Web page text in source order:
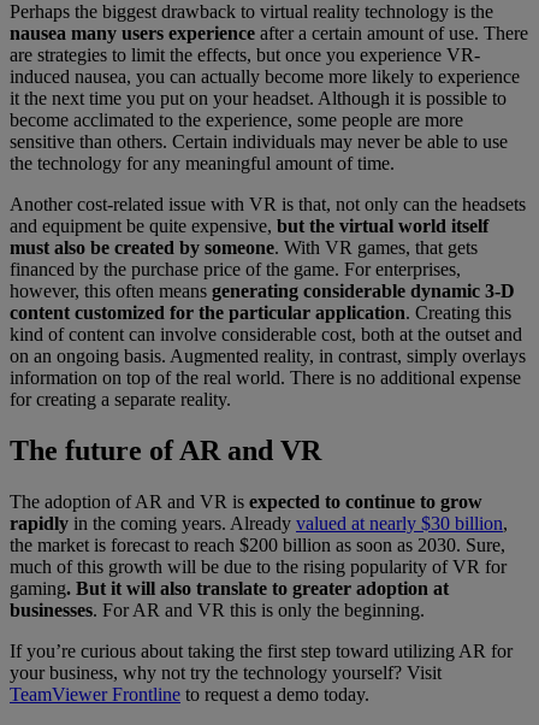
Perhaps the biggest drawback to virtual reality technology is the
nausea many users experience after a certain amount of use. There
are strategies to limit the effects, but once you experience VR-
induced nausea, you can actually become more likely to experience
it the next time you put on your headset. Although it is possible to
become acclimated to the experience, some people are more
sensitive than others. Certain individuals may never be able to use
the technology for any meaningful amount of time.
Another cost-related issue with VR is that, not only can the headsets
and equipment be quite expensive, but the virtual world itself
must also be created by someone. With VR games, that gets
financed by the purchase price of the game. For enterprises,
however, this often means generating considerable dynamic 3-D
content customized for the particular application. Creating this
kind of content can involve considerable cost, both at the outset and
on an ongoing basis. Augmented reality, in contrast, simply overlays
information on top of the real world. There is no additional expense
for creating a separate reality.
The future of AR and VR
The adoption of AR and VR is expected to continue to grow
rapidly in the coming years. Already valued at nearly $30 billion,
the market is forecast to reach $200 billion as soon as 2030. Sure,
much of this growth will be due to the rising popularity of VR for
gaming. But it will also translate to greater adoption at
businesses. For AR and VR this is only the beginning.
If you’re curious about taking the first step toward utilizing AR for
your business, why not try the technology yourself? Visit
TeamViewer Frontline to request a demo today.